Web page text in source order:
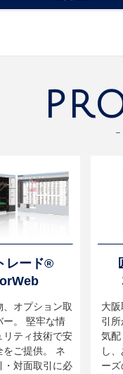
レード®
、オプション取
ー。 堅牢な情
リティ技術で安
をご提供。 ネ
・対面取引に必
大
引
気配
し
ーズ